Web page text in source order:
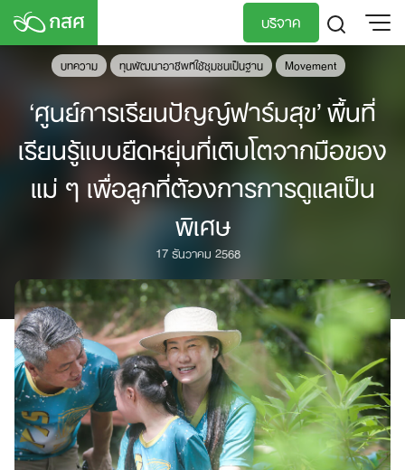
Skip
บริจาค
TH
บทความ ทุนพัฒนาอาชีพทีใช้ชุมชนเป็นฐาน Movement
‘ศูนย์การเรียนปัญญ์ฟาร์มสุข’ พื้นที่
เรียนรู้แบบยืดหยุ่นที่เติบโตจากมือของ
แม่ ๆ เพื่อลูกที่ต้องการการดูแลเป็น
พิเศษ
17 ธันวาคม 2568